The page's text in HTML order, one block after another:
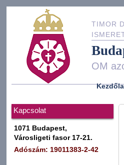
TIMOR
OM
Kapcsolat
1071 Budapest,
Városligeti fasor 17-21.
Adószám: 19011383-2-42